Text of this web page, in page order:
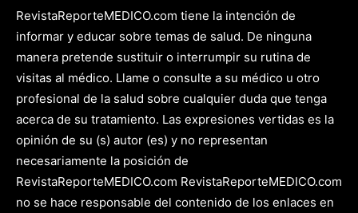
RevistaReporteMEDICO.com tiene la intención de
informar y educar sobre temas de salud. De ninguna
manera pretende sustituir o interrumpir su rutina de
visitas al médico. Llame o consulte a su médico u otro
profesional de la salud sobre cualquier duda que tenga
acerca de su tratamiento. Las expresiones vertidas es la
opinión de su (s) autor (es) y no representan
necesariamente la posición de
RevistaReporteMEDICO.com RevistaReporteMEDICO.com
no se hace responsable del contenido de los enlaces en